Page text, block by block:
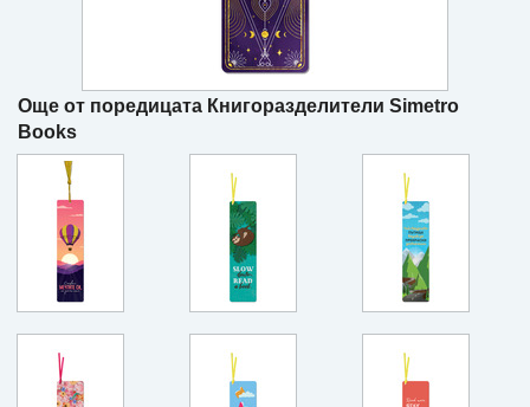
Още от поредицата Книгоразделители Simetro
Books